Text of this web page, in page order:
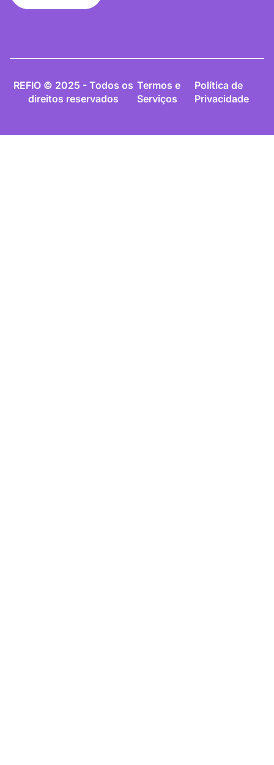
REFIO © 2025 - Todos os
direitos reservados
Termos e
Serviços
Política de
Privacidade